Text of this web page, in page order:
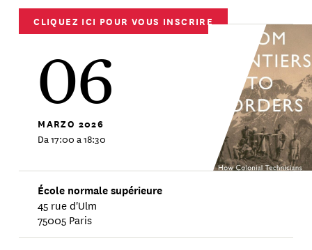
CLIQUEZ ICI POUR VOUS INSCRIRE
06
MARZO 2026
Da 17:00 a 18:30
École normale supérieure
45 rue d'Ulm
75005 Paris